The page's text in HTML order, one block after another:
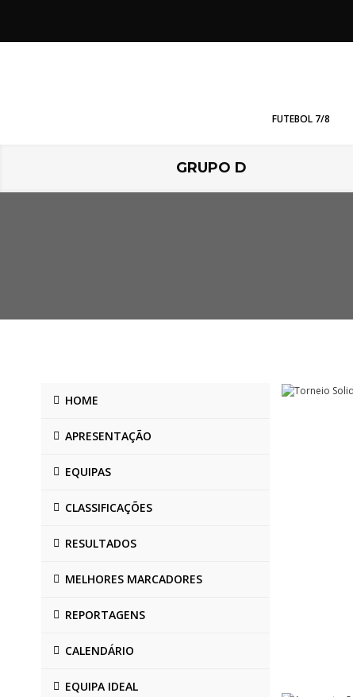
FUTEBOL 7/8
GRUPO D
HOME
APRESENTAÇÃO
EQUIPAS
CLASSIFICAÇÕES
RESULTADOS
MELHORES MARCADORES
REPORTAGENS
CALENDÁRIO
EQUIPA IDEAL